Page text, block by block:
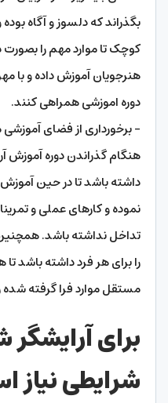
بگذراند که دلسوز و آگاه بوده
کوچک تا موارد مهم را
هنرجویان آموزش داده و با
دوره اموزشی همراهی کنند.
– برخورداری از فضای
هنگام گذراندن دوره آموزش
داشته باشد تا در حین
نموده و کارهای عملی و
تداخل نداشته باشد. همچنین
را برای هر فرد داشته باشد
مستقل موارد فرا گرفته شده
برای
شرایطی نیاز